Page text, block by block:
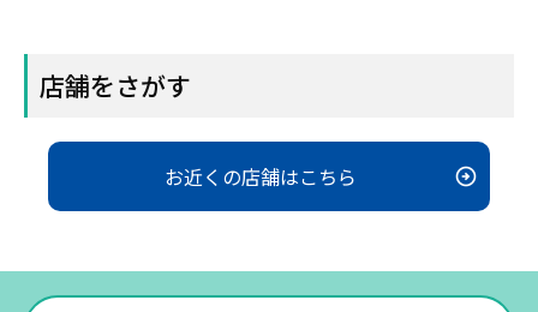
店舗をさがす
お近くの店舗はこちら